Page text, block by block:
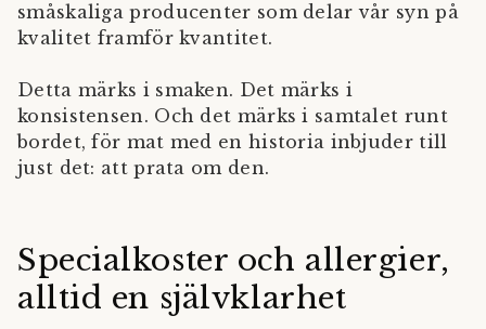
småskaliga producenter som delar vår syn på
kvalitet framför kvantitet.
Detta märks i smaken. Det märks i
konsistensen. Och det märks i samtalet runt
bordet, för mat med en historia inbjuder till
just det: att prata om den.
Specialkoster och allergier,
alltid en självklarhet